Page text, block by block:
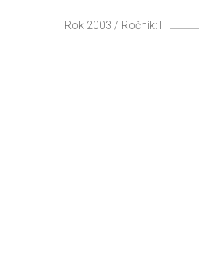
Rok 2003 / Ročník: I